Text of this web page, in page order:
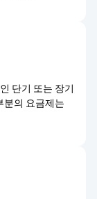
단기 또는 장기
분의 요금제는